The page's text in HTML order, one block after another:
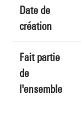
Date de
création
Fait partie
de
l'ensemble